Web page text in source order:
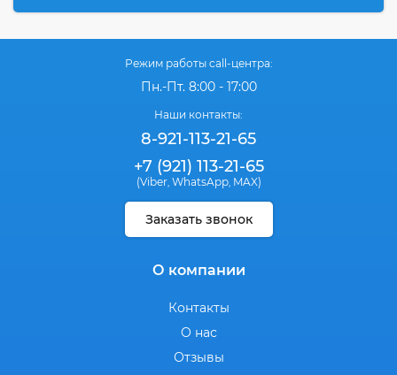
Режим работы call-центра:
Пн.-Пт. 8:00 - 17:00
Наши контакты:
8-921-113-21-65
+7 (921) 113-21-65
(Viber, WhatsApp, MAX)
Заказать звонок
О компании
Контакты
О нас
Отзывы